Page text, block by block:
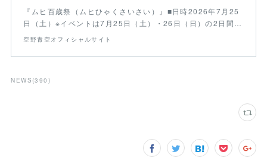
『ムヒ百歳祭（ムヒひゃくさいさい）』■日時2026年7月25
日（土）※イベントは7月25日（土）・26日（日）の2日間…
空野青空オフィシャルサイト
NEWS (390 )